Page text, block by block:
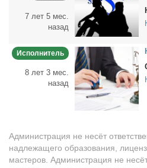
7 лет 5 мес.
назад
Исполнитель
8 лет 3 мес.
назад
Администрация не несёт
надлежащего образования,
мастеров. Администрация не несёт